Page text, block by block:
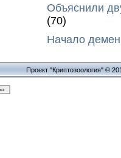
Объяснили
(70)
Начало
Проект "Криптозоология" ©